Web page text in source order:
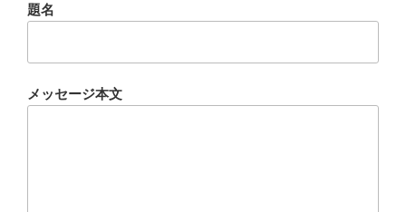
題名
メッセージ本文